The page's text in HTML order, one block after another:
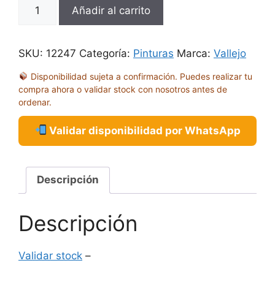
MADERA
17ML
cantidad
Añadir al carrito
SKU: 12247 Categoría: Pinturas Marca: Vallejo
Disponibilidad sujeta a confirmación. Puedes realizar tu
compra ahora o validar stock con nosotros antes de
ordenar.
Validar disponibilidad por WhatsApp
Descripción
Descripción
Validar stock –